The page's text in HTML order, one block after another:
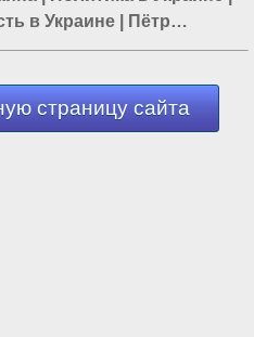
в Украине
Пётр
страницу сайта